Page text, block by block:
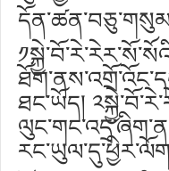
ཐང་ཡོད།